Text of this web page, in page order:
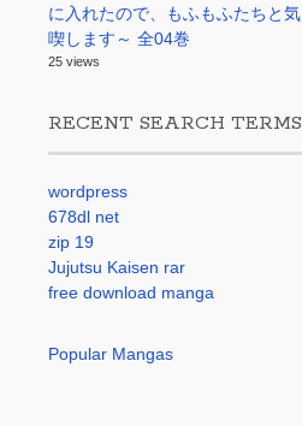
に入れたので、もふもふたちと
喫します～ 全04巻
25 views
RECENT SEARCH TERMS
wordpress
678dl net
zip 19
Jujutsu Kaisen rar
free download manga
Popular Mangas